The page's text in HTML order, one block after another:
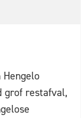
grof restafval,